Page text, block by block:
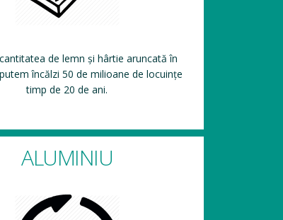
de lemn și hârtie aruncată în
încălzi 50 de milioane de locuințe
timp de 20 de ani.
ALUMINIU